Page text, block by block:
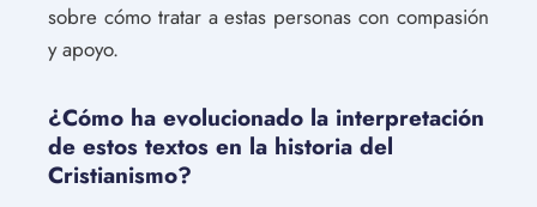
sobre cómo tratar a estas personas con compasión
y apoyo.
¿Cómo ha evolucionado la interpretación
de estos textos en la historia del
Cristianismo?